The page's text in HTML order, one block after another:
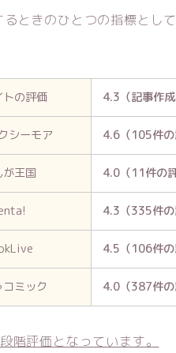
るときのひとつの指標とし
トの評価 4.3（記事作成
シーモア 4.6（105件の
が王国 4.0（11件の評
4.3（335件の
4.5（106件の
ミック 4.0（387件の
階評価となっています。